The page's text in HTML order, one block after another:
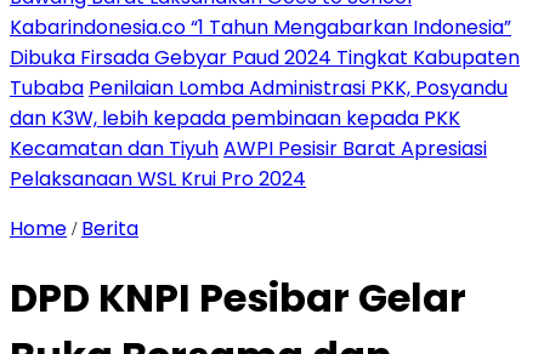
Kabarindonesia.co “1 Tahun Mengabarkan Indonesia”
Dibuka Firsada Gebyar Paud 2024 Tingkat Kabupaten
Tubaba Penilaian Lomba Administrasi PKK, Posyandu
dan K3W, lebih kepada pembinaan kepada PKK
Kecamatan dan TiyuhAWPI Pesisir Barat Apresiasi
Pelaksanaan WSL Krui Pro 2024
Home / Berita
DPD KNPI Pesibar Gelar